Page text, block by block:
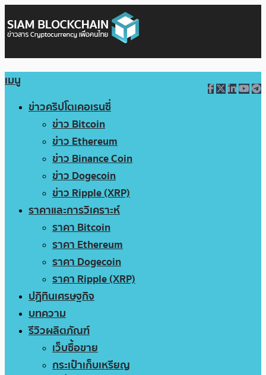
เมนู
ข่าวคริปโตเคอเรนซี่
ข่าว Bitcoin
ข่าว Ethereum
ข่าว Binance Coin
ข่าว Dogecoin
ข่าว Ripple (XRP)
ราคาและการวิเคราะห์
ราคา Bitcoin
ราคา Ethereum
ราคา Dogecoin
ราคา Ripple (XRP)
ปฏิทินเศรษฐกิจ
บทความ
รีวิวผลิตภัณฑ์
เว็บซื้อขาย
กระเป๋าเก็บเหรียญ